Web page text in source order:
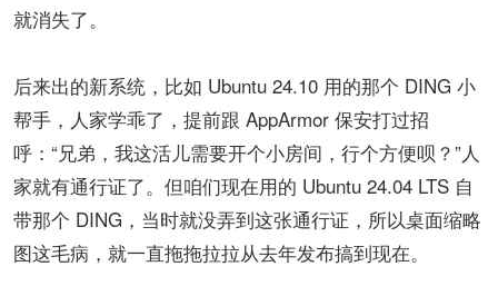
就消失了。
后来出的新系统，比如 ​​Ubuntu 24.10​​ 用的那个 DING 小
帮手，人家学乖了，提前跟 AppArmor 保安打过招
呼：“兄弟，我这活儿需要开个小房间，行个方便呗？”人
家就有通行证了。但咱们现在用的 Ubuntu 24.04 LTS 自
带那个 DING，当时就没弄到这张通行证，所以桌面缩略
图这毛病，就一直拖拖拉拉从去年发布搞到现在。